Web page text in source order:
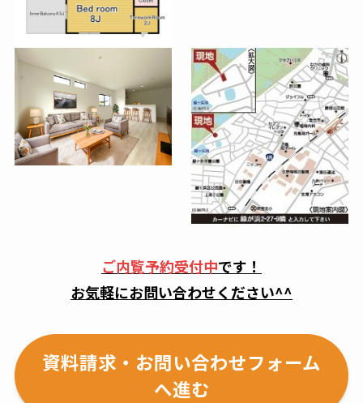
ご内覧予約受付中です！
お気軽にお問い合わせください^^
資料請求・お問い合わせフォーム
へ進む